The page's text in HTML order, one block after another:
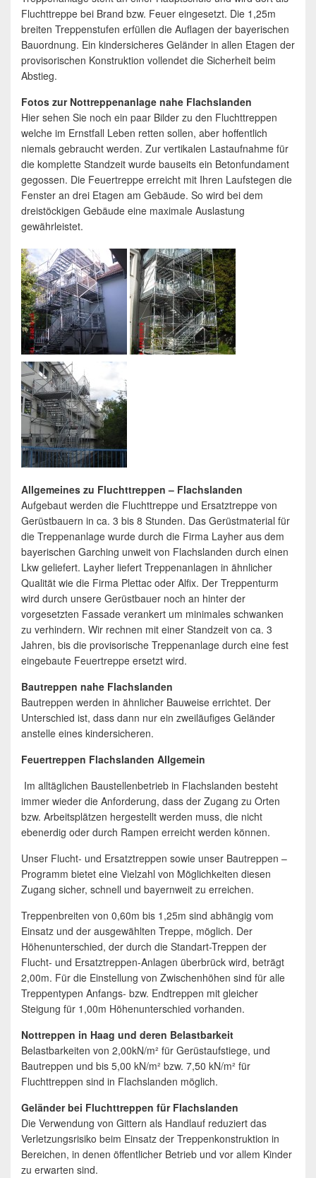
Fluchttreppe bei Brand bzw. Feuer eingesetzt. Die 1,25m
breiten Treppenstufen erfüllen die Auflagen der bayerischen
Bauordnung. Ein kindersicheres Geländer in allen Etagen der
provisorischen Konstruktion vollendet die Sicherheit beim
Abstieg.
Fotos zur Nottreppenanlage nahe Flachslanden
Hier sehen Sie noch ein paar Bilder zu den Fluchttreppen
welche im Ernstfall Leben retten sollen, aber hoffentlich
niemals gebraucht werden. Zur vertikalen Lastaufnahme für
die komplette Standzeit wurde bauseits ein Betonfundament
gegossen. Die Feuertreppe erreicht mit Ihren Laufstegen die
Fenster an drei Etagen am Gebäude. So wird bei dem
dreistöckigen Gebäude eine maximale Auslastung
gewährleistet.
Allgemeines zu Fluchttreppen – Flachslanden
Aufgebaut werden die Fluchttreppe und Ersatztreppe von
Gerüstbauern in ca. 3 bis 8 Stunden. Das Gerüstmaterial für
die Treppenanlage wurde durch die Firma Layher aus dem
bayerischen Garching unweit von Flachslanden durch einen
Lkw geliefert. Layher liefert Treppenanlagen in ähnlicher
Qualität wie die Firma Plettac oder Alfix. Der Treppenturm
wird durch unsere Gerüstbauer noch an hinter der
vorgesetzten Fassade verankert um minimales schwanken
zu verhindern. Wir rechnen mit einer Standzeit von ca. 3
Jahren, bis die provisorische Treppenanlage durch eine fest
eingebaute Feuertreppe ersetzt wird.
Bautreppen nahe Flachslanden
Bautreppen werden in ähnlicher Bauweise errichtet. Der
Unterschied ist, dass dann nur ein zweiläufiges Geländer
anstelle eines kindersicheren.
Feuertreppen Flachslanden Allgemein
Im alltäglichen Baustellenbetrieb in Flachslanden besteht
immer wieder die Anforderung, dass der Zugang zu Orten
bzw. Arbeitsplätzen hergestellt werden muss, die nicht
ebenerdig oder durch Rampen erreicht werden können.
Unser Flucht- und Ersatztreppen sowie unser Bautreppen –
Programm bietet eine Vielzahl von Möglichkeiten diesen
Zugang sicher, schnell und bayernweit zu erreichen.
Treppenbreiten von 0,60m bis 1,25m sind abhängig vom
Einsatz und der ausgewählten Treppe, möglich. Der
Höhenunterschied, der durch die Standart-Treppen der
Flucht- und Ersatztreppen-Anlagen überbrück wird, beträgt
2,00m. Für die Einstellung von Zwischenhöhen sind für alle
Treppentypen Anfangs- bzw. Endtreppen mit gleicher
Steigung für 1,00m Höhenunterschied vorhanden.
Nottreppen in Haag und deren Belastbarkeit
Belastbarkeiten von 2,00kN/m² für Gerüstaufstiege, und
Bautreppen und bis 5,00 kN/m² bzw. 7,50 kN/m² für
Fluchttreppen sind in Flachslanden möglich.
Geländer bei Fluchttreppen für Flachslanden
Die Verwendung von Gittern als Handlauf reduziert das
Verletzungsrisiko beim Einsatz der Treppenkonstruktion in
Bereichen, in denen öffentlicher Betrieb und vor allem Kinder
zu erwarten sind.